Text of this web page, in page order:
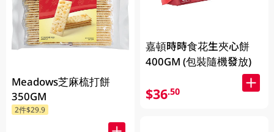
Meadows芝麻梳打餅
350GM
2件$29.9
嘉頓時時食花生夾心餅
400GM (包裝隨機發放)
$36.50